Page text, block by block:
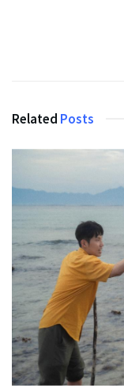
Related Posts